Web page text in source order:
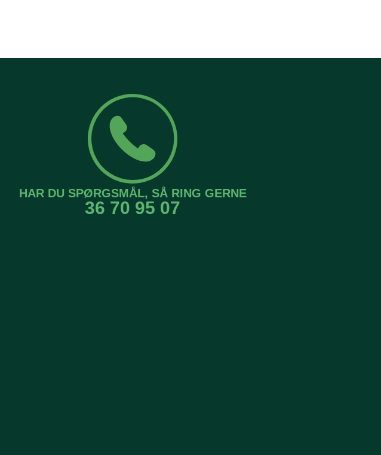
HAR DU SPØRGSMÅL, SÅ RING GERNE
36 70 95 07